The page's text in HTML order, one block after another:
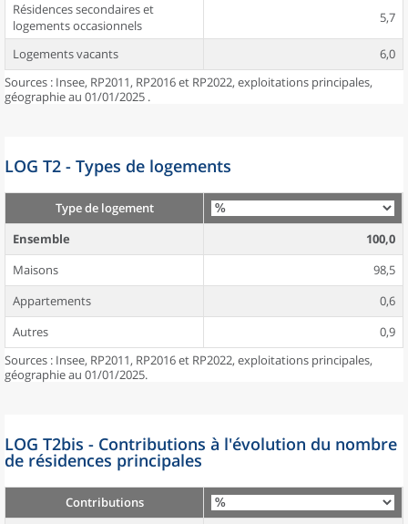
Résidences secondaires et
logements occasionnels
5,7
Logements vacants
6,0
Sources : Insee, RP2011, RP2016 et RP2022, exploitations principales,
géographie au 01/01/2025 .
LOG T2 - Types de logements
Type de logement
Ensemble
100,0
Maisons
98,5
Appartements
0,6
Autres
0,9
Sources : Insee, RP2011, RP2016 et RP2022, exploitations principales,
géographie au 01/01/2025.
LOG T2bis - Contributions à l'évolution du nombre
de résidences principales
Contributions